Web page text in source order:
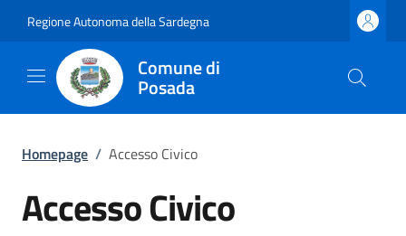
Regione Autonoma della Sardegna
Comune di
Posada
Homepage / Accesso Civico
Accesso Civico